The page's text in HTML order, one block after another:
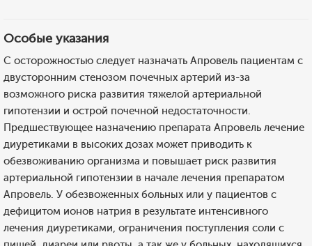
Особые указания
С осторожностью следует назначать Апровель пациентам с
двусторонним стенозом почечных артерий из-за
возможного риска развития тяжелой артериальной
гипотензии и острой почечной недостаточности.
Предшествующее назначению препарата Апровель лечение
диуретиками в высоких дозах может приводить к
обезвоживанию организма и повышает риск развития
артериальной гипотензии в начале лечения препаратом
Апровель. У обезвоженных больных или у пациентов с
дефицитом ионов натрия в результате интенсивного
лечения диуретиками, ограничения поступления соли с